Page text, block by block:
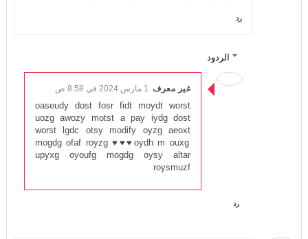
رد
الردود
غير معرف 1 مارس 2024 في 8:58 ص
oaseudy dost fosr fidt moydt worst
uozg awozy motst a pay iydg dost
worst lgdc otsy modify oyzg aeoxt
mogdg ofaf royzg ♥♥♥oydh m ouxg
upyxg oyoufg mogdg oysy altar
roysmuzf
رد